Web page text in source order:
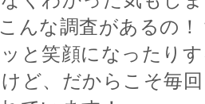
んな調査があるの
と笑顔になったり
ど、だからこそ毎